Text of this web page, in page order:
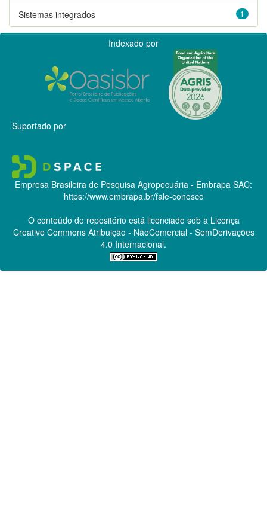
1
Sistemas integrados
Indexado por
Suportado por
Empresa Brasileira de Pesquisa Agropecuária - Embrapa SAC:
https://www.embrapa.br/fale-conosco
O conteúdo do repositório está licenciado sob a Licença
Creative CommonsAtribuição - NãoComercial - SemDerivações
4.0 Internacional.